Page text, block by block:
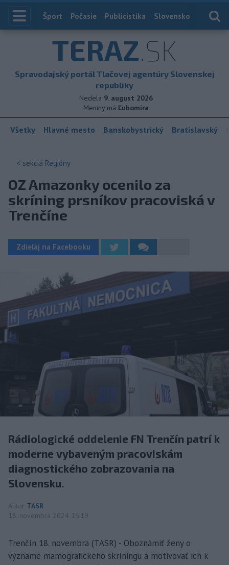
Index
Šport Počasie Publicistika Slovensko
TERAZ.SK
Spravodajský portál Tlačovej agentúry Slovenskej
republiky
Nedela 9. august 2026
Meniny má Ľubomíra
Všetky Hlavné mesto Banskobystrický Bratislavský
< sekcia Regióny
OZ Amazonky ocenilo za
skríning prsníkov pracoviská v
Trenčíne
Zdieľaj na Facebooku
Rádiologické oddelenie FN Trenčín patrí k
moderne vybaveným pracoviskám
diagnostického zobrazovania na
Slovensku.
Autor TASR
18. novembra 2024 16:19
Trenčín 18. novembra (TASR) - Oboznámiť ženy o
význame mamografického skríningu a motivovať ich k